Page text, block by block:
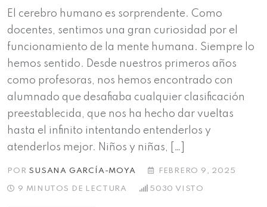
El cerebro humano es sorprendente. Como
docentes, sentimos una gran curiosidad por el
funcionamiento de la mente humana. Siempre lo
hemos sentido. Desde nuestros primeros años
como profesoras, nos hemos encontrado con
alumnado que desafiaba cualquier clasificación
preestablecida, que nos ha hecho dar vueltas
hasta el infinito intentando entenderlos y
atenderlos mejor. Niños y niñas, […]
POR SUSANA GARCÍA-MOYA FEBRERO 9, 2025
9 MINUTOS DE LECTURA 5030 VISTO